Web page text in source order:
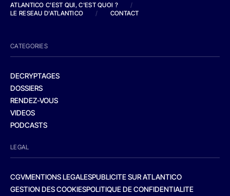
ATLANTICO C'EST QUI, C'EST QUOI ?
/
LE RESEAU D'ATLANTICO
/ CONTACT
CATEGORIES
DECRYPTAGES
DOSSIERS
RENDEZ-VOUS
VIDEOS
PODCASTS
LEGAL
CGVMENTIONS LEGALESPUBLICITE SUR ATLANTICO
GESTION DES COOKIESPOLITIQUE DE CONFIDENTIALITE